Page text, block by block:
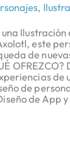
,
este
de
de
de
de App